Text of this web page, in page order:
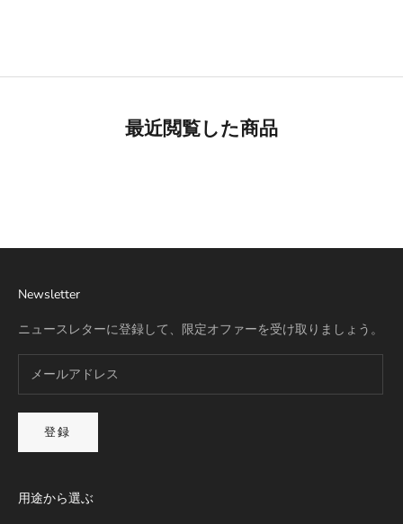
最近閲覧した商品
Newsletter
ニュースレターに登録して、限定オファーを受け取りましょう。
登録
用途から選ぶ